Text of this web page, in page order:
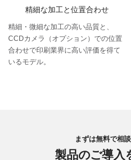
精細な加工と位置合わせ
精細・微細な加工の高い品質と、
CCDカメラ（オプション）での位置
合わせで印刷業界に高い評価を得て
いるモデル。
まずは無料で相
製品のご導入